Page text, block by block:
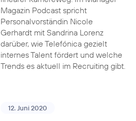
Magazin Podcast spricht
Personalvorständin Nicole
Gerhardt mit Sandrina Lorenz
darüber, wie Telefónica gezielt
internes Talent fördert und welche
Trends es aktuell im Recruiting gibt.
12. Juni 2020